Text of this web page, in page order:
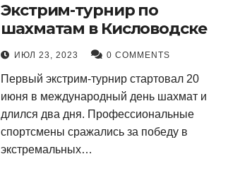
Экстрим-турнир по
шахматам в Кисловодске
ИЮЛ 23, 2023 0 COMMENTS
Первый экстрим-турнир стартовал 20
июня в международный день шахмат и
длился два дня. Профессиональные
спортсмены сражались за победу в
экстремальных…